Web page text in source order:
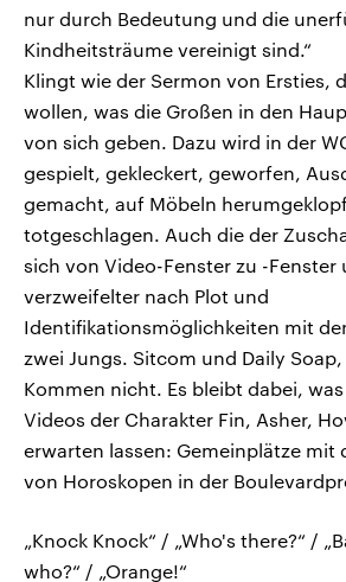
nur durch Bedeutung und die
Kindheitsträume vereinigt sind.“
Klingt wie der Sermon von Ersties,
wollen, was die Großen in den
von sich geben. Dazu wird in der
gespielt, gekleckert, geworfen,
gemacht, auf Möbeln
totgeschlagen. Auch die der
sich von Video-Fenster zu -
verzweifelter nach Plot und
Identifikationsmöglichkeiten mit
zwei Jungs. Sitcom und Daily
Kommen nicht. Es bleibt dabei,
Videos der Charakter Fin, Asher,
erwarten lassen: Gemeinplätze mit
von Horoskopen in der
„Knock Knock“ / „Who's there?“ /
who?“ / „Orange!“